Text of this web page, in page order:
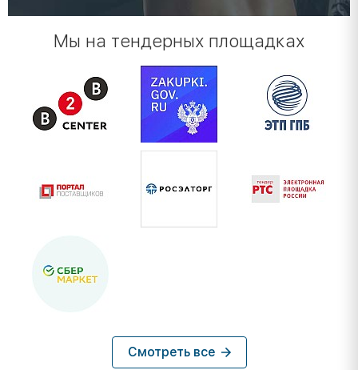
Мы на тендерных площадках
Смотреть все